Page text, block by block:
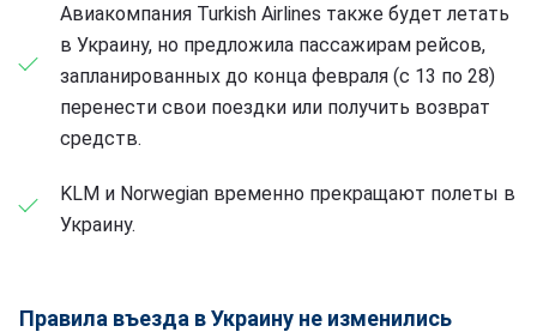
Авиакомпания Turkish Airlines также будет летать
в Украину, но предложила пассажирам рейсов,
запланированных до конца февраля (с 13 по 28)
перенести свои поездки или получить возврат
средств.
KLM и Norwegian временно прекращают полеты в
Украину.
Правила въезда в Украину не изменились